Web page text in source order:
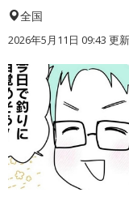
全国
2026年5月11日 09:43 更新